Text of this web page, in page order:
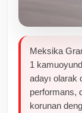
Meksika
1
adayı olarak
performans,
korunan